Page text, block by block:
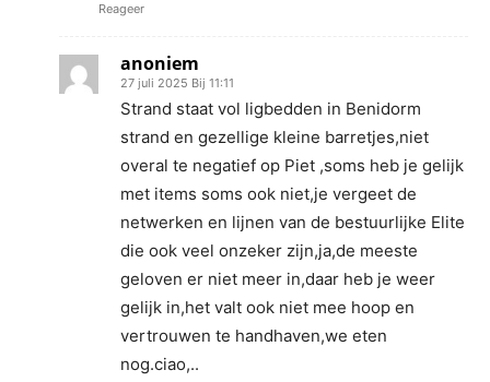
Reageer
anoniem
27 juli 2025 Bij 11:11
Strand staat vol ligbedden in Benidorm
strand en gezellige kleine barretjes,niet
overal te negatief op Piet ,soms heb je gelijk
met items soms ook niet,je vergeet de
netwerken en lijnen van de bestuurlijke Elite
die ook veel onzeker zijn,ja,de meeste
geloven er niet meer in,daar heb je weer
gelijk in,het valt ook niet mee hoop en
vertrouwen te handhaven,we eten
nog.ciao,..